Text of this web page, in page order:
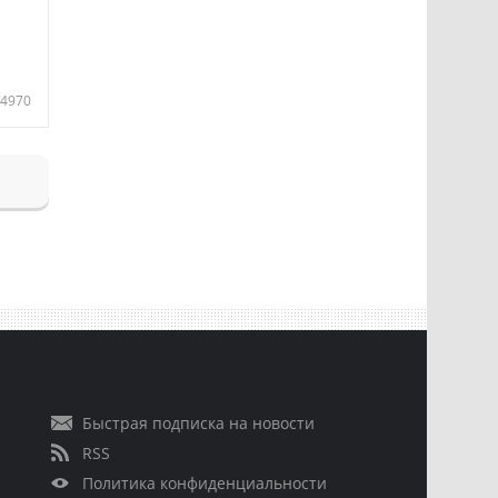
4970
Быстрая подписка на новости
RSS
Политика конфиденциальности